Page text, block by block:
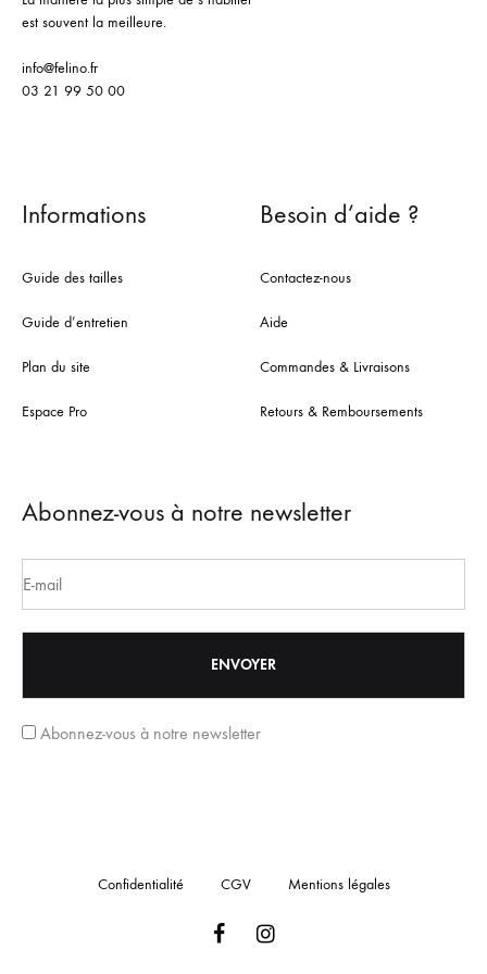
est souvent la meilleure.
info@felino.fr
03 21 99 50 00
Informations
Guide des tailles
Guide d’entretien
Plan du site
Espace Pro
Besoin d’aide ?
Contactez-nous
Aide
Commandes & Livraisons
Retours & Remboursements
Abonnez-vous à notre newsletter
Abonnez-vous à notre newsletter
Confidentialité CGV Mentions légales
FacebookInstagram